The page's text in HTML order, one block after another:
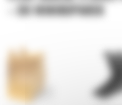
– DO MINIKOPAREK